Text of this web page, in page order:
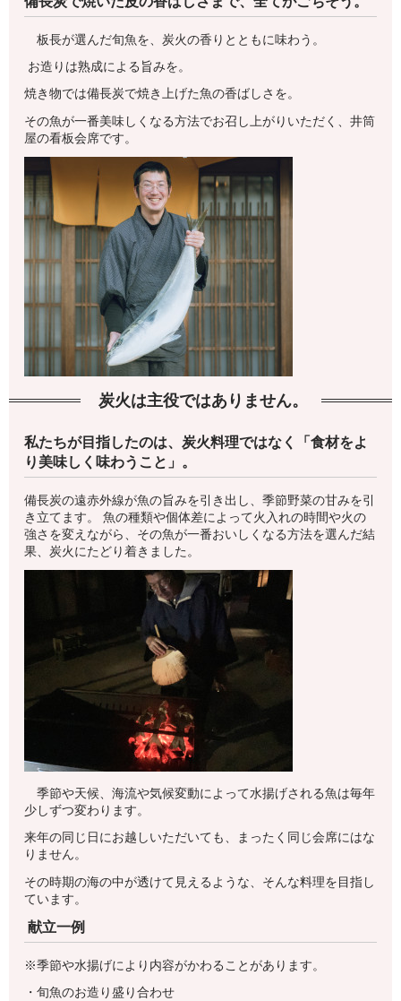
板長が選んだ旬魚を、炭火の香りとともに味わう。
お造りは熟成による旨みを。
焼き物では備長炭で焼き上げた魚の香ばしさを。
その魚が一番美味しくなる方法でお召し上がりいただく、井筒
屋の看板会席です。
炭火は主役ではありません。
私たちが目指したのは、炭火料理ではなく「食材をよ
り美味しく味わうこと」。
備長炭の遠赤外線が魚の旨みを引き出し、季節野菜の甘みを引
き立てます。 魚の種類や個体差によって火入れの時間や火の
強さを変えながら、その魚が一番おいしくなる方法を選んだ結
果、炭火にたどり着きました。
季節や天候、海流や気候変動によって水揚げされる魚は毎年
少しずつ変わります。
来年の同じ日にお越しいただいても、まったく同じ会席にはな
りません。
その時期の海の中が透けて見えるような、そんな料理を目指し
ています。
献立一例
※季節や水揚げにより内容がかわることがあります。
・旬魚のお造り盛り合わせ